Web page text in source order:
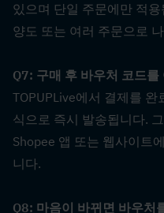
있으며 단일 주문에만 적
양도 또는 여러 주문으로
Q7: 구매 후 바우처 코드를
TOPUPLive에서 결제를
식으로 즉시 발송됩니다.
Shopee 앱 또는 웹사이트
니다.
Q8: 마음이 바뀌면 바우처